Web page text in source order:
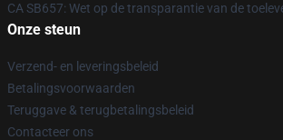
CA SB657: Wet op de transparantie van de
Onze steun
Verzend- en leveringsbeleid
Betalingsvoorwaarden
Teruggave & terugbetalingsbeleid
Contacteer ons